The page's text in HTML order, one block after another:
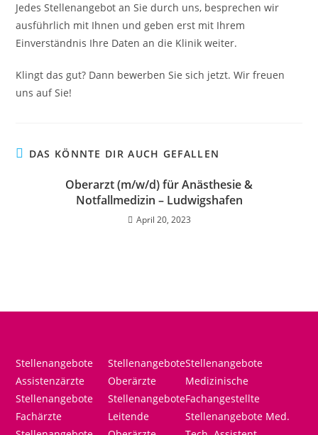
Jedes Stellenangebot an Sie durch uns, besprechen wir
ausführlich mit Ihnen und geben erst mit Ihrem
Einverständnis Ihre Daten an die Klinik weiter.
Klingt das gut? Dann bewerben Sie sich jetzt. Wir freuen
uns auf Sie!
DAS KÖNNTE DIR AUCH GEFALLEN
Oberarzt (m/w/d) für Anästhesie &
Notfallmedizin – Ludwigshafen
April 20, 2023
Stellenangebote
Assistenzärzte
Stellenangebote
Fachärzte
Stellenangebote
Oberärzte
Stellenangebote
Leitende
Stellenangebote
Medizinische
Fachangestellte
Stellenangebote Med.